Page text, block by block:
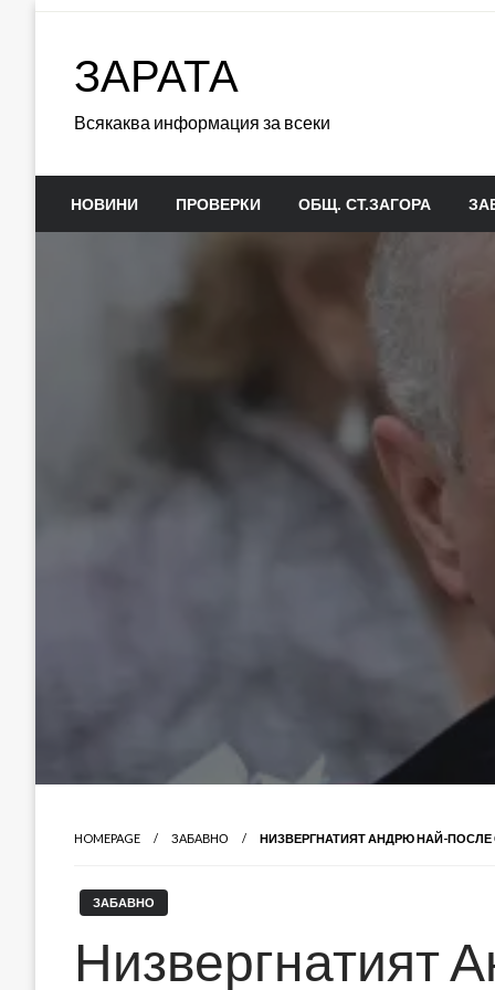
ЗАРАТА
Всякаква информация за всеки
НОВИНИ ПРОВЕРКИ ОБЩ. СТ.ЗАГОРА
HOMEPAGE ЗАБАВНО НИЗВЕРГНАТИЯТ АНДРЮ НАЙ-
ЗАБАВНО
Низвергнатият